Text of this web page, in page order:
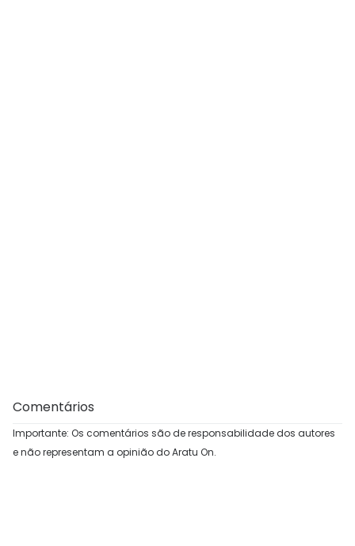
Comentários
Importante: Os comentários são de responsabilidade dos autores
e não representam a opinião do Aratu On.